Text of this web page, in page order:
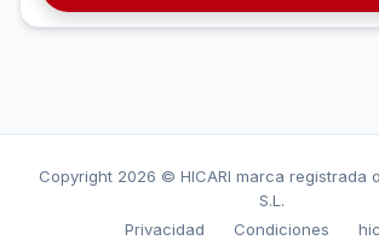
Copyright 2026 © HICARI marca registrada
S.L.
Privacidad
Condiciones